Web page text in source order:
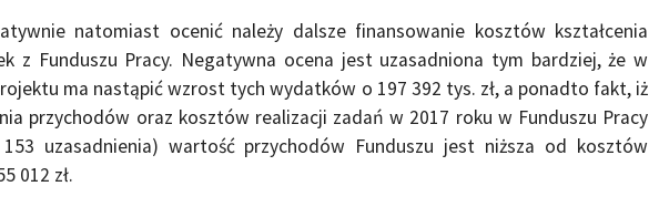
natomiast ocenić należy dalsze finansowanie kosztów kształcenia
z Funduszu Pracy. Negatywna ocena jest uzasadniona tym bardziej, że w
ma nastąpić wzrost tych wydatków o 197 392 tys. zł, a ponadto fakt, iż
przychodów oraz kosztów realizacji zadań w 2017 roku w Funduszu Pracy
uzasadnienia) wartość przychodów Funduszu jest niższa od kosztów
012 zł.